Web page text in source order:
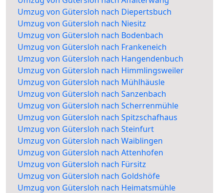
Umzug von Gütersloh nach Diepertsbuch
Umzug von Gütersloh nach Niesitz
Umzug von Gütersloh nach Bodenbach
Umzug von Gütersloh nach Frankeneich
Umzug von Gütersloh nach Hangendenbuch
Umzug von Gütersloh nach Himmlingsweiler
Umzug von Gütersloh nach Mühlhäusle
Umzug von Gütersloh nach Sanzenbach
Umzug von Gütersloh nach Scherrenmühle
Umzug von Gütersloh nach Spitzschafhaus
Umzug von Gütersloh nach Steinfurt
Umzug von Gütersloh nach Waiblingen
Umzug von Gütersloh nach Attenhofen
Umzug von Gütersloh nach Fürsitz
Umzug von Gütersloh nach Goldshöfe
Umzug von Gütersloh nach Heimatsmühle